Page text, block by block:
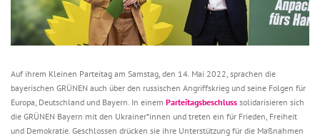
Auf ihrem Kleinen Parteitag am Samstag, den 14. Mai 2022, sprachen die
bayerischen GRÜNEN auch über den russischen Angriffskrieg und seine Folgen für
Europa, Deutschland und Bayern. In einem Parteitagsbeschluss solidarisieren sich
die GRÜNEN Bayern mit den Ukrainer*innen und treten ein für Frieden, Freiheit
und Demokratie. Geschlossen drücken sie ihre Unterstützung für die Maßnahmen